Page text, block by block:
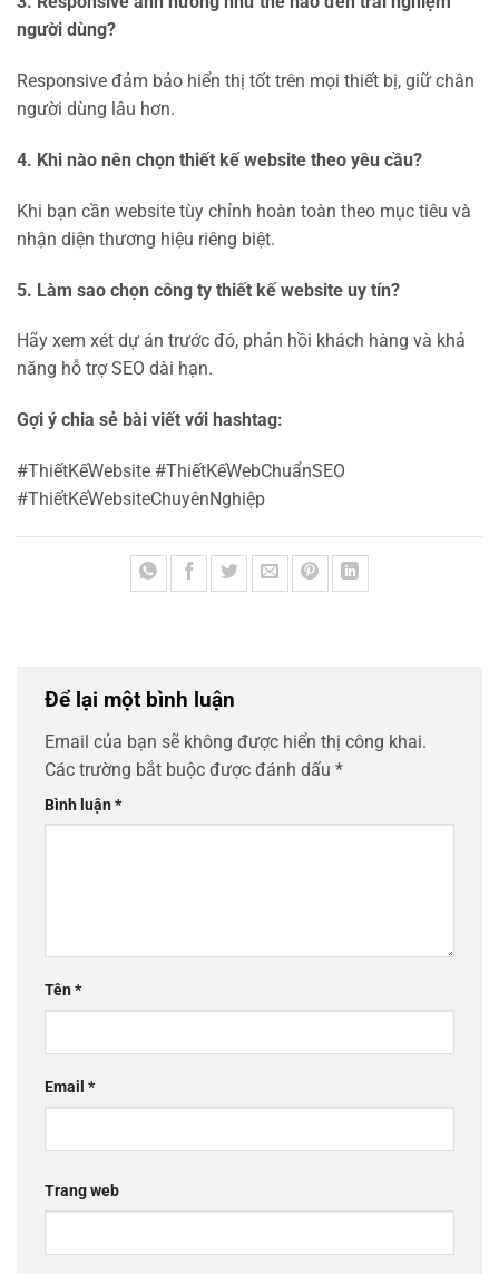
người dùng?
Responsive đảm bảo hiển thị tốt trên mọi thiết bị, giữ chân
người dùng lâu hơn.
4. Khi nào nên chọn thiết kế website theo yêu cầu?
Khi bạn cần website tùy chỉnh hoàn toàn theo mục tiêu và
nhận diện thương hiệu riêng biệt.
5. Làm sao chọn công ty thiết kế website uy tín?
Hãy xem xét dự án trước đó, phản hồi khách hàng và khả
năng hỗ trợ SEO dài hạn.
Gợi ý chia sẻ bài viết với hashtag:
#ThiếtKếWebsite #ThiếtKếWebChuẩnSEO
#ThiếtKếWebsiteChuyênNghiệp
Để lại một bình luận
Email của bạn sẽ không được hiển thị công khai.
Các trường bắt buộc được đánh dấu *
Bình luận*
Tên*
Email *
Trang web